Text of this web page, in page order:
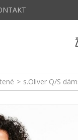
> s.Oliver Q/S